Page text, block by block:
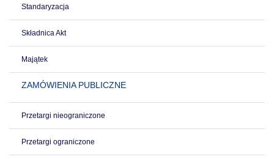
Standaryzacja
Składnica Akt
Majątek
ZAMÓWIENIA PUBLICZNE
Przetargi nieograniczone
Przetargi ograniczone